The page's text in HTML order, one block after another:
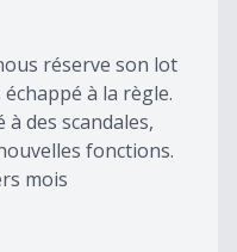
réserve son lot
à la règle.
des scandales,
fonctions.
mois